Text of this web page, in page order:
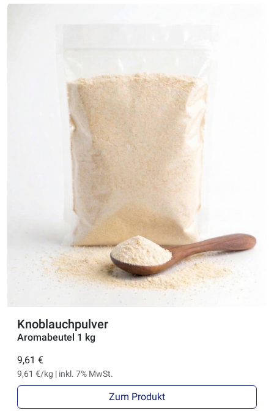
Knoblauchpulver
Aromabeutel 1 kg
9,61 €
9,61 €/kg | inkl. 7% MwSt.
Zum Produkt